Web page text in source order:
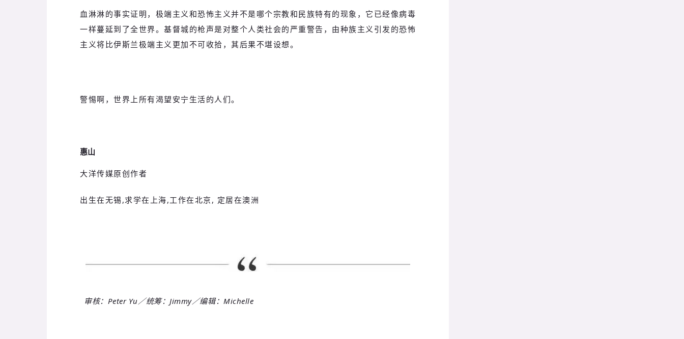
血淋淋的事实证明，极端主义和恐怖主义并不是哪个宗教和民族特有的现象，它已经像病毒
一样蔓延到了全世界。基督城的枪声是对整个人类社会的严重警告，由种族主义引发的恐怖
主义将比伊斯兰极端主义更加不可收拾，其后果不堪设想。
警惕啊，世界上所有渴望安宁生活的人们。
惠山
大洋传媒原创作者
出生在无锡,求学在上海,工作在北京, 定居在澳洲
审核：Peter Yu／统筹：Jimmy／编辑：Michelle